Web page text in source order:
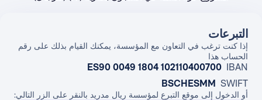
التبرعات
إذا كنت ترغب في التعاون مع المؤسسة، يمكنك القيام بذلك على رقم
الحساب هذا
IBAN
ES90 0049 1804 102110400700
SWIFT
BSCHESMM
أو الدخول إلى موقع التبرع لمؤسسة ريال مدريد بالنقر على الزر التالي: